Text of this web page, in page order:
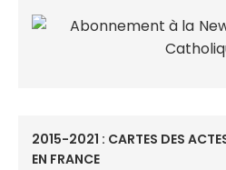
2015-2021 : CARTES DES
EN FRANCE